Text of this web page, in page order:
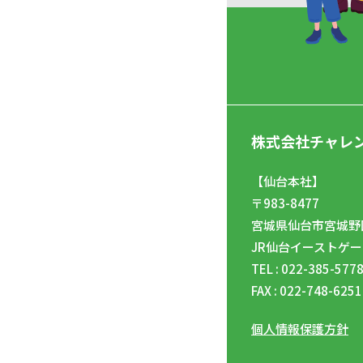
株式会社チャレ
【仙台本社】
〒983-8477
宮城県仙台市宮城
JR仙台イーストゲ
TEL : 022-385-5778
FAX : 022-748-6251
個人情報保護方針